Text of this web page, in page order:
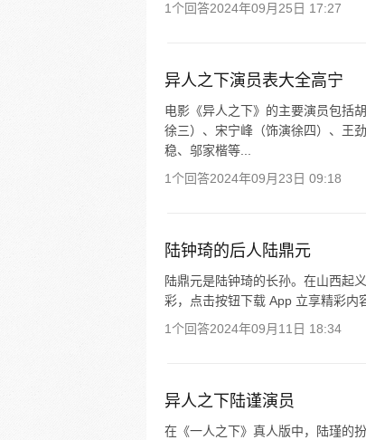
1个回答2024年09月25日 17:27
异人之下演员表大全高宁
电影《异人之下》的主要演员包括
徐三）、宋宁峰（饰演徐四）、王
稳、邬家楷等...
1个回答2024年09月23日 09:18
陆钟琦的后人陆鼎元
陆鼎元是陆钟琦的长孙。在山西起
彩，点击按钮下载 App 立享精彩内
1个回答2024年09月11日 18:34
异人之下陆谨演员
在《一人之下》真人版中，陆瑾的